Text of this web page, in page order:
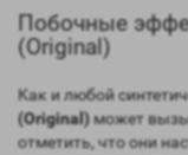
Побочные
(Original)
Как и любой
(Original)может
отметить, что они